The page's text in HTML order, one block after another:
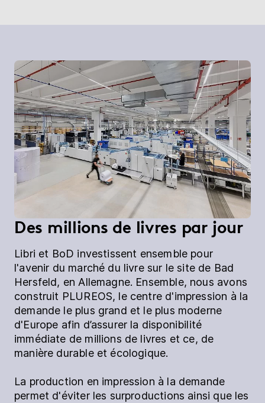
Des millions de livres par jour
Libri et BoD investissent ensemble pour
l'avenir du marché du livre sur le site de Bad
Hersfeld, en Allemagne. Ensemble, nous avons
construit PLUREOS, le centre d'impression à la
demande le plus grand et le plus moderne
d'Europe afin d’assurer la disponibilité
immédiate de millions de livres et ce, de
manière durable et écologique.
La production en impression à la demande
permet d'éviter les surproductions ainsi que les